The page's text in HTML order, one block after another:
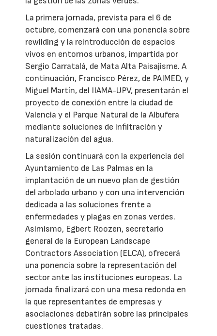
La primera jornada, prevista para el 6 de
octubre, comenzará con una ponencia sobre
rewilding y la reintroducción de espacios
vivos en entornos urbanos, impartida por
Sergio Carratalá, de Mata Alta Paisajisme. A
continuación, Francisco Pérez, de PAIMED, y
Miguel Martín, del IIAMA-UPV, presentarán el
proyecto de conexión entre la ciudad de
Valencia y el Parque Natural de la Albufera
mediante soluciones de infiltración y
naturalización del agua.
La sesión continuará con la experiencia del
Ayuntamiento de Las Palmas en la
implantación de un nuevo plan de gestión
del arbolado urbano y con una intervención
dedicada a las soluciones frente a
enfermedades y plagas en zonas verdes.
Asimismo, Egbert Roozen, secretario
general de la European Landscape
Contractors Association (ELCA), ofrecerá
una ponencia sobre la representación del
sector ante las instituciones europeas. La
jornada finalizará con una mesa redonda en
la que representantes de empresas y
asociaciones debatirán sobre las principales
cuestiones tratadas.